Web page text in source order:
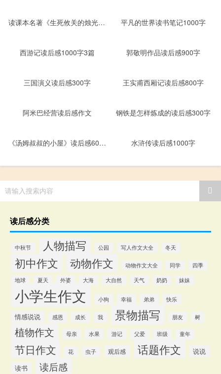
读课本名著《生死攸关的烛光》后感400字 平凡的世界读书笔记1000字
西游记读后感1000字3篇 郭敬明作品读后感900字
三国演义读后感300字 王实甫西厢记读后感800字
阿米巴经营读后感作文 钢铁是怎样炼成的读后感300字
《汤姆叔叔的小屋》读后感600字 水浒传读后感1000字
请输入搜索内容
读后感分类
中秋节 人物描写 公园 写人作文大全 冬天
初中作文 动物作文 动物作文大全 同学
四季
地球
夏天 外婆 大海 大自然 天气 奶奶 妹妹
小学生作文 小狗 幸福 弟弟 快乐
情感说说 感恩 成长 我 景物描写 朋友 树
植物作文 母亲 水果 游记 父爱 班级 童年
节日作文 花 虫子 观后感 话题作文
说说
读书
读后感